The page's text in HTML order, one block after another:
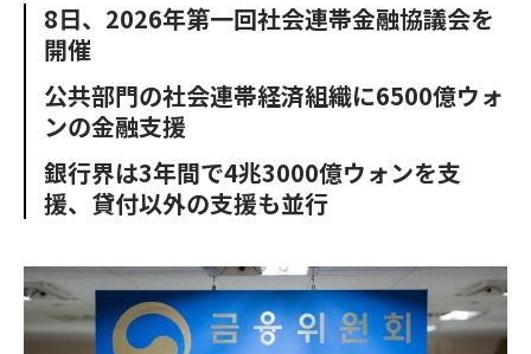
o
o
k
e
u
n
8日、2026年第一回社会連帯金融協議会を
開催
公共部門の社会連帯経済組織に6500億ウォ
ンの金融支援
銀行界は3年間で4兆3000億ウォンを支
援、貸付以外の支援も並行